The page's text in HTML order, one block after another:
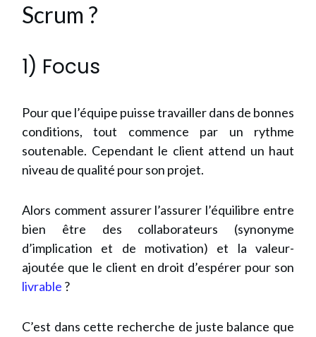
Scrum ?
1) Focus
Pour que l’équipe puisse travailler dans de bonnes
conditions, tout commence par un rythme
soutenable. Cependant le client attend un haut
niveau de qualité pour son projet.
Alors comment assurer l’assurer l’équilibre entre
bien être des collaborateurs (synonyme
d’implication et de motivation) et la valeur-
ajoutée que le client en droit d’espérer pour son
livrable ?
C’est dans cette recherche de juste balance que